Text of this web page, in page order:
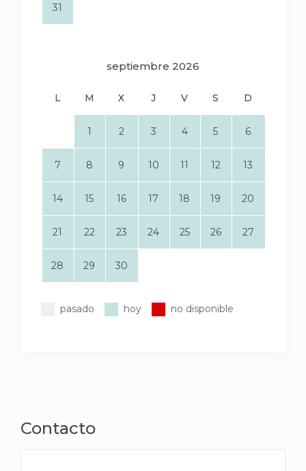
31
septiembre 2026
L M X J V S D
1 2 3 4 5 6
7 8 9 10 11 12 13
14 15 16 17 18 19 20
21 22 23 24 25 26 27
28 29 30
pasado hoy no disponible
Contacto